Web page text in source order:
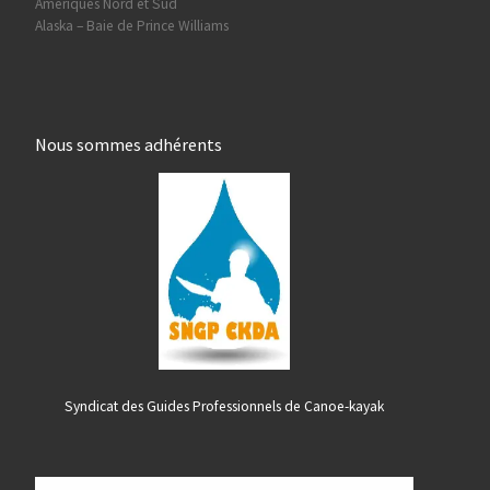
Alaska – Baie de Prince Williams
Nous sommes adhérents
Syndicat des Guides Professionnels de Canoe-kayak